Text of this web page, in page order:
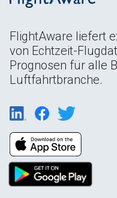
FlightAware liefert
von Echtzeit-
Prognosen für alle
Luftfahrtbranche.